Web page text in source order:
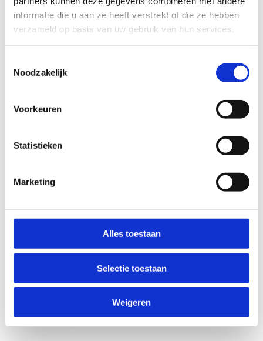
informatie die u aan ze heeft verstrekt of die ze hebben
verzameld op basis van uw gebruik van hun services.
Noodzakelijk
Voorkeuren
Statistieken
Marketing
Alles toestaan
Selectie toestaan
Weigeren
Jouw vraag
Anti-Robot Verification
Click to start verification
Verzend